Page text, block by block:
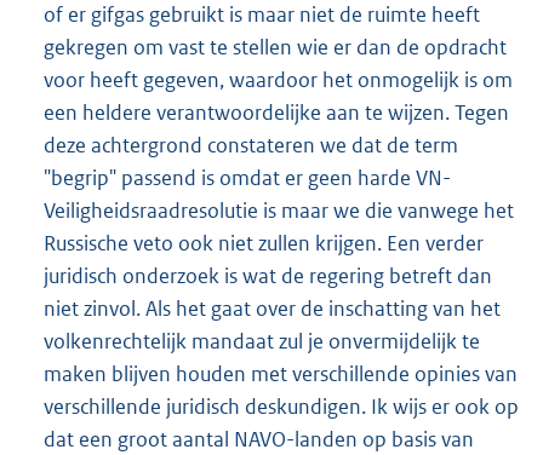
of er gifgas gebruikt is maar niet de ruimte heeft
gekregen om vast te stellen wie er dan de opdracht
voor heeft gegeven, waardoor het onmogelijk is om
een heldere verantwoordelijke aan te wijzen. Tegen
deze achtergrond constateren we dat de term
"begrip" passend is omdat er geen harde VN-
Veiligheidsraadresolutie is maar we die vanwege het
Russische veto ook niet zullen krijgen. Een verder
juridisch onderzoek is wat de regering betreft dan
niet zinvol. Als het gaat over de inschatting van het
volkenrechtelijk mandaat zul je onvermijdelijk te
maken blijven houden met verschillende opinies van
verschillende juridisch deskundigen. Ik wijs er ook op
dat een groot aantal NAVO-landen op basis van